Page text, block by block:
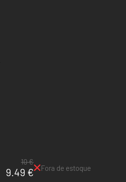
10 €
9.49 € Fora de estoque